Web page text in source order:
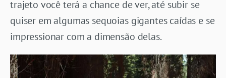
trajeto você terá a chance de ver, até subir se
quiser em algumas sequoias gigantes caídas e se
impressionar com a dimensão delas.